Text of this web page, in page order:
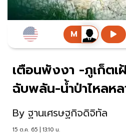
เตือนพังงา -ภูเก็ตเ
ฉับพลัน-น้ำป่าไหลห
By ฐานเศรษฐกิจดิจิทัล
15 ต.ค. 65 | 13:10 น.